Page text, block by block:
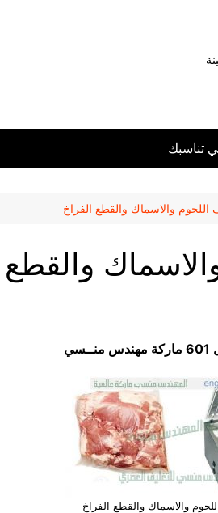
تناسبك
اللحوم والاسماك والقطع الفراخ
والقطع
ــسي
والاسماك والقطع الفراخ